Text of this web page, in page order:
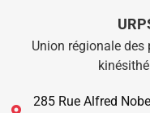
Union régionale
285 Rue Alfred